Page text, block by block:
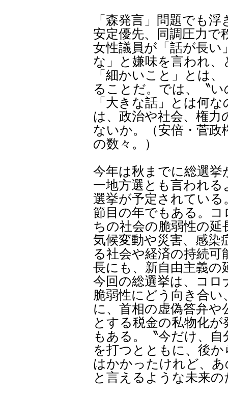
「森発言」問題でも
安定優先、同調圧力で
女性議員が「話が長
な」と嫌味を言われ
「細かいこと」とは
ることだ。では、〝
「大きな話」とは何
は、政治や社会、権
ないか。（安倍・菅政
の数々。）
今年は秋までに総選
一地方選とも言われ
選挙が予定されてい
節目の年でもある。
ちの社会の脆弱性の
気候変動や災害、感染
る社会や経済の持続
長にも、新自由主義
今回の総選挙は、コ
脆弱性にどう向き合
に、首相の虚偽答弁
とする税金の私物化
もある。〝今だけ、
を打つとともに、後
はかかったけれど、
と言えるような未来